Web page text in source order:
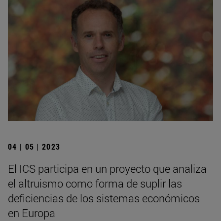
04 | 05 | 2023
El ICS participa en un proyecto que analiza
el altruismo como forma de suplir las
deficiencias de los sistemas económicos
en Europa